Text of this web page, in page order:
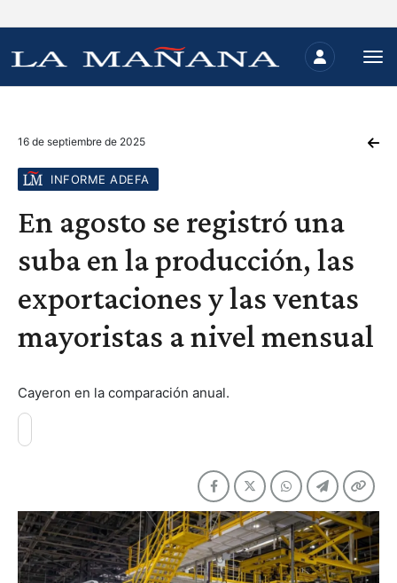
16 de septiembre de 2025
INFORME ADEFA
En agosto se registró una
suba en la producción, las
exportaciones y las ventas
mayoristas a nivel mensual
Cayeron en la comparación anual.